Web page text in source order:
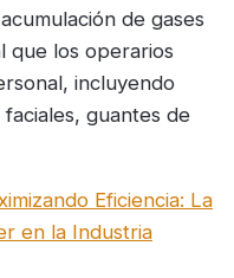
de gases
que los operarios
incluyendo
guantes de
Eficiencia: La
en la Industria